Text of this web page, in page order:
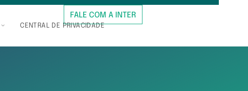
CENTRAL DE PRIVACIDADE
FALE COM A INTER